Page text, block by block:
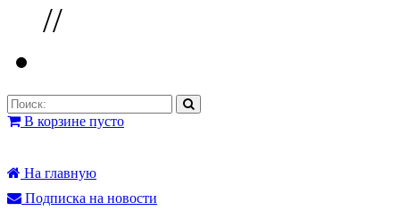
//
В корзине пусто
На главную
Подписка на новости